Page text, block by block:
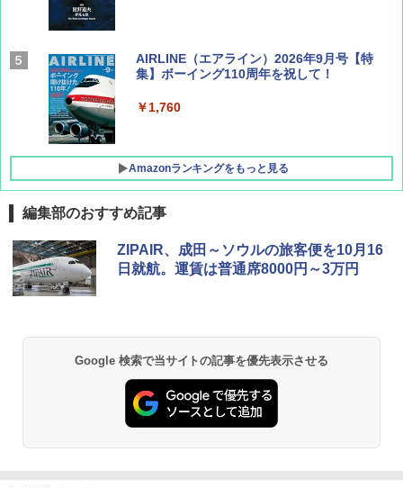
AIRLINE（エアライン）2026年9月号【特
集】ボーイング110周年を祝して！
￥1,760
Amazonランキングをもっと見る
D40 地球の歩き方 チェンマイ タイ北部の魅
力的な町 2026～2027 地球の歩き方D アジア
A09 地球の歩き方 イタリア 2026～2027 地
球の歩き方A ヨーロッパ
￥2,479
[キャンパーズコレクション 山善] ポップアッ
プテント 傘みたいに広げて畳める パッとサ
ッとサンシェード キューブ フルクローズ メ
￥6,831
PYKES PEAK (パイクスピーク) 着替えテン
ト プライバシー テント 【中が透けない】 1
人用 折りたたみ 防災グッズ 災害用トイレ ビ
易 トイレテント (ブラック)
BUNDOK(バンドック)ソロ ドーム 1 EX BDK
-08EX カーキ ソロキャンプ ポリエステル フ
レーム テント
GRANDOOR ステンレス保冷剤 2個セット 2
コンパクト 保冷力長持ち
￥2,980
編集部のおすすめ記事
ZIPAIR、成田～ソウルの旅客便を10月16
日就航。運賃は普通席8000円～3万円
Google 検索で当サイトの記事を優先表示させる